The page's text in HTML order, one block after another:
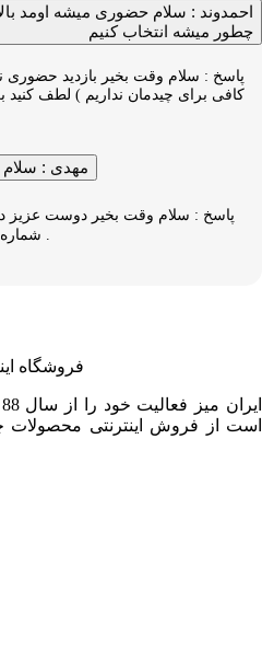
احمدوند : سلام حضوری میشه اومد
چطور میشه انتخاب کنیم
پاسخ : سلام وقت بخیر بازدید حضوری
کافی برای چیدمان نداریم ) لطف کنید
مهدی : سلام
پاسخ : سلام وقت بخیر دوست عزیز در
شماره 09302308484 ( واتس اپ ) پیام بدید .
فروشگاه
است از فروش اینترنتی محصولات